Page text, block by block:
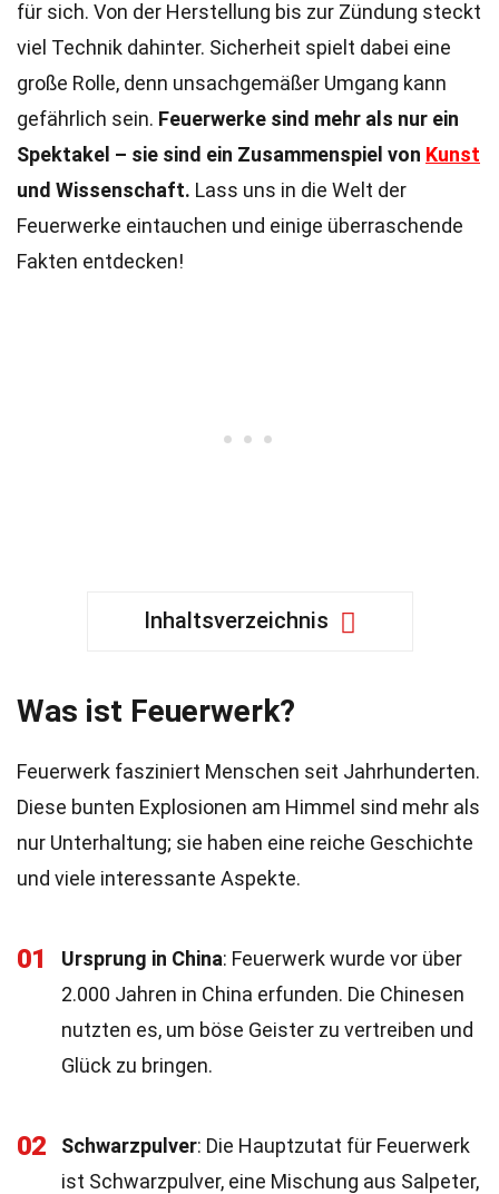
für sich. Von der Herstellung bis zur Zündung steckt
viel Technik dahinter. Sicherheit spielt dabei eine
große Rolle, denn unsachgemäßer Umgang kann
gefährlich sein. Feuerwerke sind mehr als nur ein
Spektakel – sie sind ein Zusammenspiel von Kunst
und Wissenschaft. Lass uns in die Welt der
Feuerwerke eintauchen und einige überraschende
Fakten entdecken!
Inhaltsverzeichnis
Was ist Feuerwerk?
Feuerwerk fasziniert Menschen seit Jahrhunderten.
Diese bunten Explosionen am Himmel sind mehr als
nur Unterhaltung; sie haben eine reiche Geschichte
und viele interessante Aspekte.
01 Ursprung in China: Feuerwerk wurde vor über
2.000 Jahren in China erfunden. Die Chinesen
nutzten es, um böse Geister zu vertreiben und
Glück zu bringen.
02 Schwarzpulver: Die Hauptzutat für Feuerwerk
ist Schwarzpulver, eine Mischung aus Salpeter,